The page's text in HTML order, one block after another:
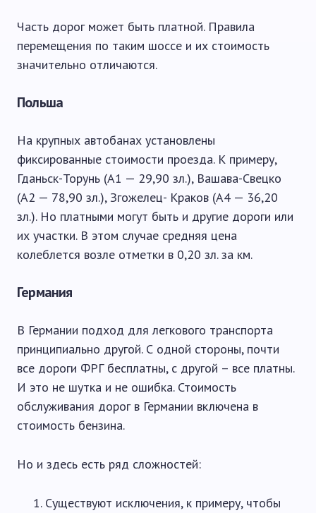
Часть дорог может быть платной. Правила
перемещения по таким шоссе и их стоимость
значительно отличаются.
Польша
На крупных автобанах установлены
фиксированные стоимости проезда. К примеру,
Гданьск-Торунь (А1 — 29,90 зл.), Вашава-Свецко
(А2 — 78,90 зл.), Згожелец- Краков (А4 — 36,20
зл.). Но платными могут быть и другие дороги или
их участки. В этом случае средняя цена
колеблется возле отметки в 0,20 зл. за км.
Германия
В Германии подход для легкового транспорта
принципиально другой. С одной стороны, почти
все дороги ФРГ бесплатны, с другой – все платны.
И это не шутка и не ошибка. Стоимость
обслуживания дорог в Германии включена в
стоимость бензина.
Но и здесь есть ряд сложностей:
Существуют исключения, к примеру, чтобы